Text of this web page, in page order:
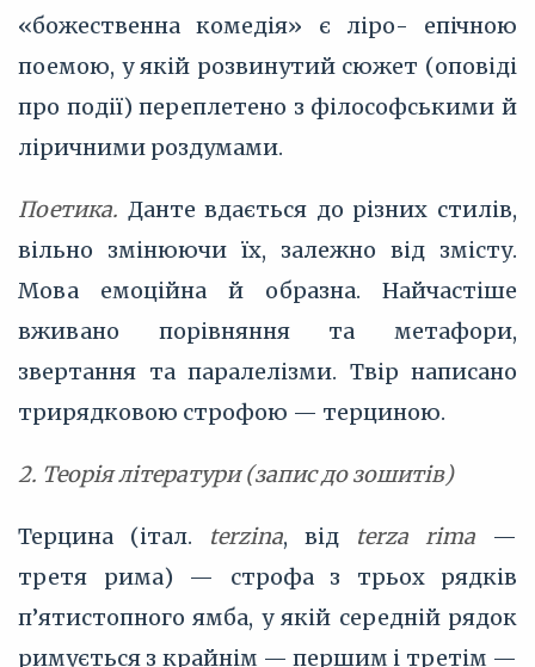
«божественна комедія» є ліро- епічною
поемою, у якій розвинутий сюжет (оповіді
про події) переплетено з філософськими й
ліричними роздумами.
Поетика. Данте вдається до різних стилів,
вільно змінюючи їх, залежно від змісту.
Мова емоційна й образна. Найчастіше
вживано порівняння та метафори,
звертання та паралелізми. Твір написано
трирядковою строфою — терциною.
2. Теорія літератури (запис до зошитів)
Терцина (італ. terzina, від terza rima —
третя рима) — строфа з трьох рядків
п’ятистопного ямба, у якій середній рядок
римується з крайнім — першим і третім —